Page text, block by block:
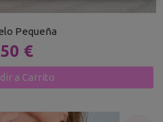
Pequeña
€
a Carrito